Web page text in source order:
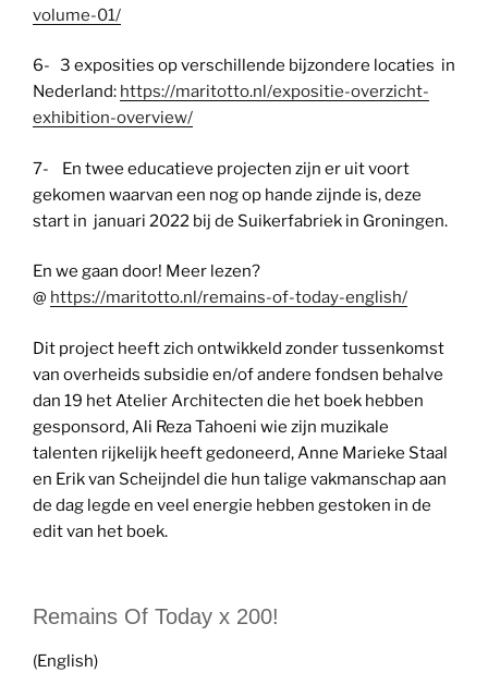
volume-01/
6- 3 exposities op verschillende bijzondere locaties in
Nederland: https://maritotto.nl/expositie-overzicht-
exhibition-overview/
7- En twee educatieve projecten zijn er uit voort
gekomen waarvan een nog op hande zijnde is, deze
start in januari 2022 bij de Suikerfabriek in Groningen.
En we gaan door! Meer lezen?
@ https://maritotto.nl/remains-of-today-english/
Dit project heeft zich ontwikkeld zonder tussenkomst
van overheids subsidie en/of andere fondsen behalve
dan 19 het Atelier Architecten die het boek hebben
gesponsord, Ali Reza Tahoeni wie zijn muzikale
talenten rijkelijk heeft gedoneerd, Anne Marieke Staal
en Erik van Scheijndel die hun talige vakmanschap aan
de dag legde en veel energie hebben gestoken in de
edit van het boek.
Remains Of Today x 200!
(English)